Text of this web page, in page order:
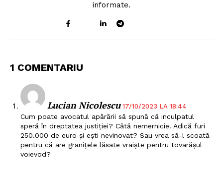
informate.
1 COMENTARIU
Lucian Nicolescu 17/10/2023 LA 18:44
Cum poate avocatul apărării să spună că inculpatul
speră în dreptatea justiției? Câtă nemernicie! Adică furi
250.000 de euro și ești nevinovat? Sau vrea să-l scoată
pentru că are granițele lăsate vraiște pentru tovarășul
voievod?